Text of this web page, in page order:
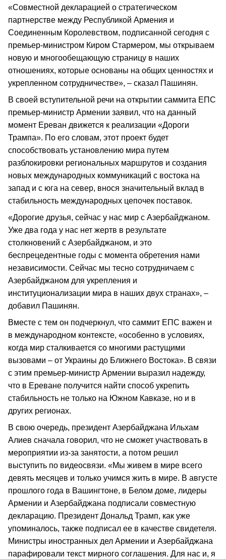
«Совместной декларацией о стратегическом
партнерстве между Республикой Армения и
Соединенным Королевством, подписанной сегодня с
премьер-министром Киром Стармером, мы открываем
новую и многообещающую страницу в наших
отношениях, которые основаны на общих ценностях и
укрепленном сотрудничестве», – сказал Пашинян.
В своей вступительной речи на открытии саммита ЕПС
премьер-министр Армении заявил, что на данный
момент Ереван движется к реализации «Дороги
Трампа». По его словам, этот проект будет
способствовать установлению мира путем
разблокировки региональных маршрутов и создания
новых международных коммуникаций с востока на
запад и с юга на север, внося значительный вклад в
стабильность международных цепочек поставок.
«Дорогие друзья, сейчас у нас мир с Азербайджаном.
Уже два года у нас нет жертв в результате
столкновений с Азербайджаном, и это
беспрецедентные годы с момента обретения нами
независимости. Сейчас мы тесно сотрудничаем с
Азербайджаном для укрепления и
институционализации мира в наших двух странах», –
добавил Пашинян.
Вместе с тем он подчеркнул, что саммит ЕПС важен и
в международном контексте, «особенно в условиях,
когда мир сталкивается со многими растущими
вызовами – от Украины до Ближнего Востока». В связи
с этим премьер-министр Армении выразил надежду,
что в Ереване получится найти способ укрепить
стабильность не только на Южном Кавказе, но и в
других регионах.
В свою очередь, президент Азербайджана Ильхам
Алиев сначала говорил, что не сможет участвовать в
мероприятии из-за занятости, а потом решил
выступить по видеосвязи. «Мы живем в мире всего
девять месяцев и только учимся жить в мире. В августе
прошлого года в Вашингтоне, в Белом доме, лидеры
Армении и Азербайджана подписали совместную
декларацию. Президент Дональд Трамп, как уже
упоминалось, также подписал ее в качестве свидетеля.
Министры иностранных дел Армении и Азербайджана
парафировали текст мирного соглашения. Для нас и, я